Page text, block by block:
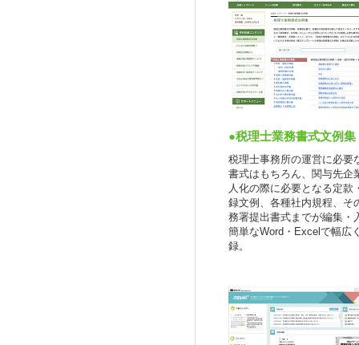
●税理士業務書式文例集
税理士事務所の運営に必要
書式はもちろん、関与先企
人化の際に必要となる定款
録文例、各種社内規程、そ
務署提出書式までが編集・
簡単なWord・Excelで幅広
録。